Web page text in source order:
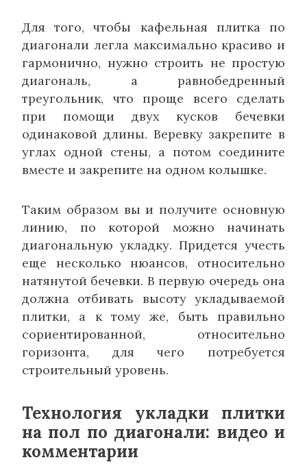
Для того, чтобы кафельная плитка по
диагонали легла максимально красиво и
гармонично, нужно строить не простую
диагональ, а равнобедренный
треугольник, что проще всего сделать
при помощи двух кусков бечевки
одинаковой длины. Веревку закрепите в
углах одной стены, а потом соедините
вместе и закрепите на одном колышке.
Таким образом вы и получите основную
линию, по которой можно начинать
диагональную укладку. Придется учесть
еще несколько нюансов, относительно
натянутой бечевки. В первую очередь она
должна отбивать высоту укладываемой
плитки, а к тому же, быть правильно
сориентированной, относительно
горизонта, для чего потребуется
строительный уровень.
Технология укладки плитки
на пол по диагонали: видео и
комментарии